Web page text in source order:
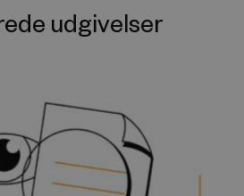
udgivelser